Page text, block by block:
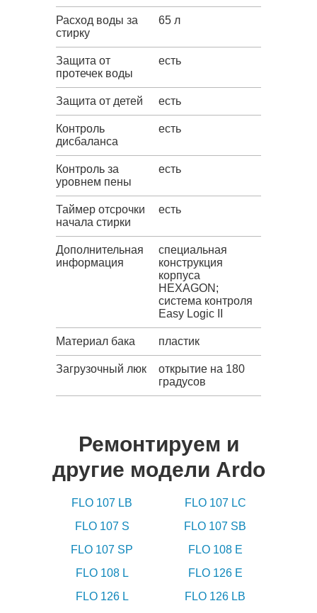
Расход воды за
стирку
65 л
Защита от
протечек воды
есть
Защита от детей есть
Контроль
дисбаланса
есть
Контроль за
уровнем пены
есть
Таймер отсрочки
начала стирки
есть
Дополнительная
информация
cпециальная
конструкция
корпуса
HEXAGON;
система контроля
Easy Logic II
Материал бака пластик
Загрузочный люк
открытие на 180
градусов
Ремонтируем и
другие модели Ardo
FLO 107 LB
FLO 107 LC
FLO 107 S
FLO 107 SB
FLO 107 SP
FLO 108 E
FLO 108 L
FLO 126 E
FLO 126 L
FLO 126 LB